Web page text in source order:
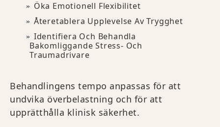
Öka Emotionell Flexibilitet
Återetablera Upplevelse Av Trygghet
Identifiera Och Behandla
Bakomliggande Stress- Och
Traumadrivare
Behandlingens tempo anpassas för att
undvika överbelastning och för att
upprätthålla klinisk säkerhet.